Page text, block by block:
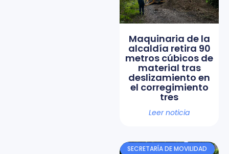
Maquinaria de la
alcaldía retira 90
metros cúbicos de
material tras
deslizamiento en
el corregimiento
tres
Leer noticia
SECRETARÍA DE MOVILIDAD